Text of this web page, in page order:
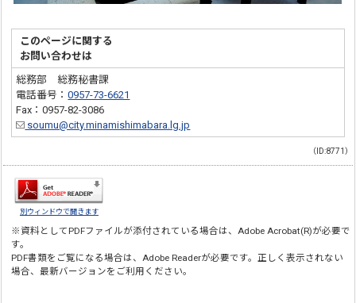
このページに関する
お問い合わせは
総務部 総務秘書課
電話番号：0957-73-6621
Fax：0957-82-3086
soumu@city.minamishimabara.lg.jp
（ID:8771）
別ウィンドウで開きます
※資料としてPDFファイルが添付されている場合は、Adobe Acrobat(R)が必要で
す。
PDF書類をご覧になる場合は、Adobe Readerが必要です。正しく表示されない
場合、最新バージョンをご利用ください。